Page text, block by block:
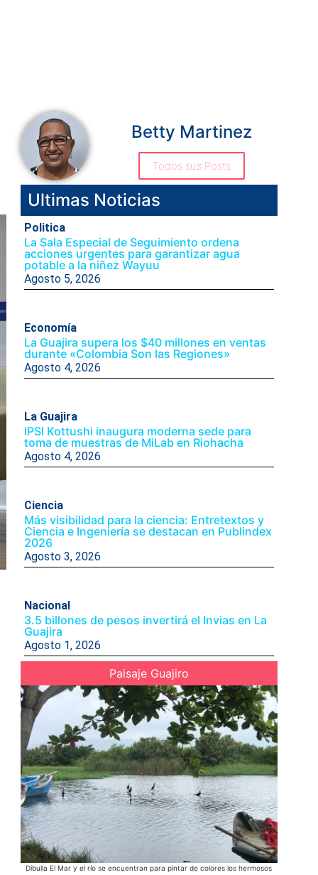
Betty Martinez
Todos sus Posts
Ultimas Noticias
Politica
La Sala Especial de Seguimiento ordena
acciones urgentes para garantizar agua
potable a la niñez Wayuu
Agosto 5, 2026
Economía
La Guajira supera los $40 millones en ventas
durante «Colombia Son las Regiones»
Agosto 4, 2026
La Guajira
IPSI Kottushi inaugura moderna sede para
toma de muestras de MiLab en Riohacha
Agosto 4, 2026
Ciencia
Más visibilidad para la ciencia: Entretextos y
Ciencia e Ingeniería se destacan en Publindex
2026
Agosto 3, 2026
Nacional
3.5 billones de pesos invertirá el Invias en La
Guajira
Agosto 1, 2026
Paisaje Guajiro
Dibulla El Mar y el río se encuentran para pintar de colores los hermosos